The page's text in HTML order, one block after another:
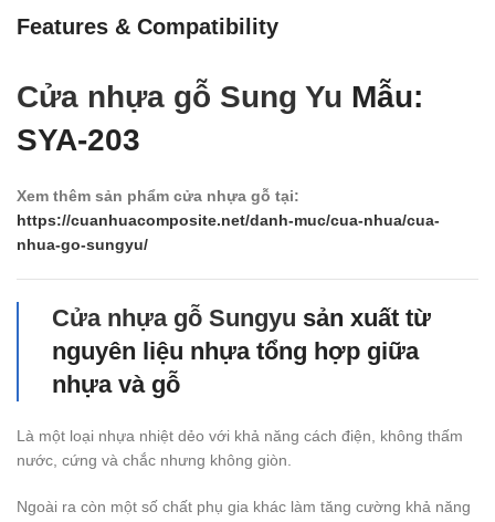
Features & Compatibility
Cửa nhựa gỗ Sung Yu Mẫu:
SYA-203
Xem thêm sản phẩm cửa nhựa gỗ tại:
https://cuanhuacomposite.net/danh-muc/cua-nhua/cua-
nhua-go-sungyu/
Cửa nhựa gỗ Sungyu sản xuất từ
nguyên liệu nhựa tổng hợp giữa
nhựa và gỗ
Là một loại nhựa nhiệt dẻo với khả năng cách điện, không thấm
nước, cứng và chắc nhưng không giòn.
Ngoài ra còn một số chất phụ gia khác làm tăng cường khả năng